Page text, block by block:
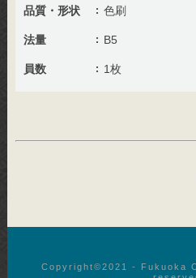
品質・形状 色刷
法量 B5
員数 1枚
Copyright©︎2021 - Fukuoka